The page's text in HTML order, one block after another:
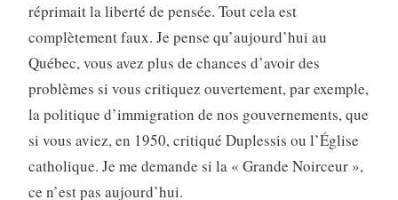
réprimait la liberté de pensée. Tout cela est
complètement faux. Je pense qu’aujourd’hui au
Québec, vous avez plus de chances d’avoir des
problèmes si vous critiquez ouvertement, par exemple,
la politique d’immigration de nos gouvernements, que
si vous aviez, en 1950, critiqué Duplessis ou l’Église
catholique. Je me demande si la « Grande Noirceur »,
ce n’est pas aujourd’hui.